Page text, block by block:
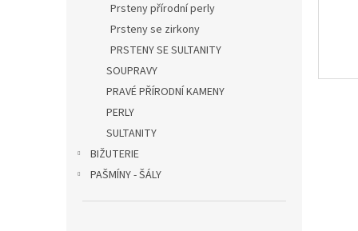
Prsteny přírodní perly
Prsteny se zirkony
PRSTENY SE SULTANITY
SOUPRAVY
PRAVÉ PŘÍRODNÍ KAMENY
PERLY
SULTANITY
BIŽUTERIE
PAŠMÍNY - ŠÁLY